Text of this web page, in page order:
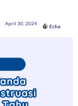
April 30, 2024
Echa